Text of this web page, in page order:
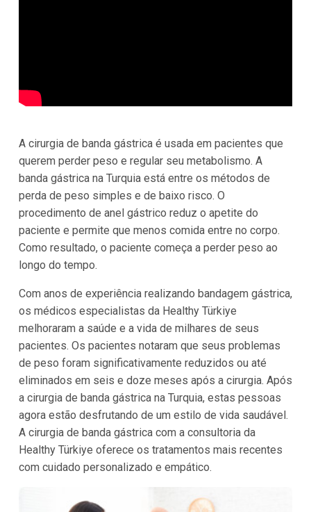
A cirurgia de banda gástrica é usada em pacientes que
querem perder peso e regular seu metabolismo. A
banda gástrica na Turquia está entre os métodos de
perda de peso simples e de baixo risco. O
procedimento de anel gástrico reduz o apetite do
paciente e permite que menos comida entre no corpo.
Como resultado, o paciente começa a perder peso ao
longo do tempo.
Com anos de experiência realizando bandagem gástrica,
os médicos especialistas da Healthy Türkiye
melhoraram a saúde e a vida de milhares de seus
pacientes. Os pacientes notaram que seus problemas
de peso foram significativamente reduzidos ou até
eliminados em seis e doze meses após a cirurgia. Após
a cirurgia de banda gástrica na Turquia, estas pessoas
agora estão desfrutando de um estilo de vida saudável.
A cirurgia de banda gástrica com a consultoria da
Healthy Türkiye oferece os tratamentos mais recentes
com cuidado personalizado e empático.